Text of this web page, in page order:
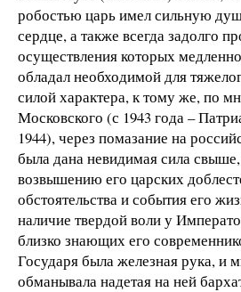
робостью царь имел сильную
сердце, а также всегда задолго
осуществления которых
обладал необходимой для
силой характера, к тому же, по
Московского (с 1943 года –
1944), через помазание на
была дана невидимая сила
возвышению его царских
обстоятельства и события его
наличие твердой воли у
близко знающих его
Государя была железная рука, и
обманывала надетая на ней